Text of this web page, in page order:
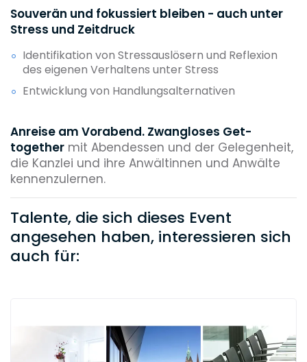
Souverän und fokussiert bleiben - auch unter
Stress und Zeitdruck
Identifikation von Stressauslösern und Reflexion
des eigenen Verhaltens unter Stress
Entwicklung von Handlungsalternativen
Anreise am Vorabend. Zwangloses Get-
together mit Abendessen und der Gelegenheit,
die Kanzlei und ihre Anwältinnen und Anwälte
kennenzulernen.
Talente, die sich dieses Event
angesehen haben, interessieren sich
auch für: